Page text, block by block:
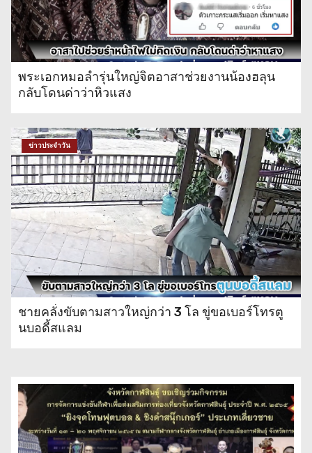
พระเอกหมอลำรุ่นใหญ่จิตอาสาช่วยงานน้องฮลุน
กลับโดนด่าว่าหิวแสง
ข่าวประจำวัน
ชายคลั่งขับตามสาวใหญ่กว่า 3 โล ขู่ขอเบอร์โทรตู
นบอดี้สแลม